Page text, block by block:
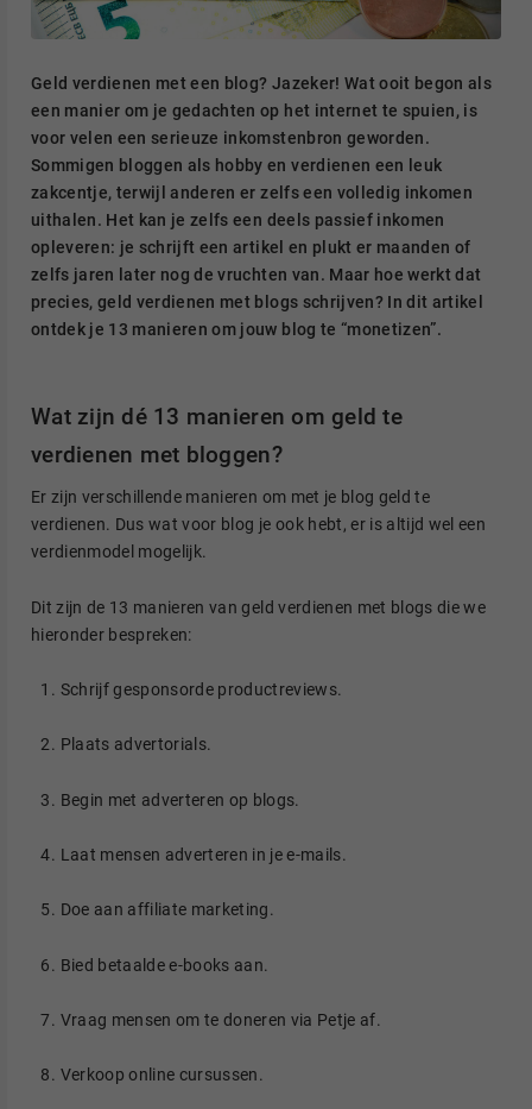
Geld verdienen met een blog? Jazeker! Wat ooit begon als
een manier om je gedachten op het internet te spuien, is
voor velen een serieuze inkomstenbron geworden.
Sommigen bloggen als hobby en verdienen een leuk
zakcentje, terwijl anderen er zelfs een volledig inkomen
uithalen. Het kan je zelfs een deels passief inkomen
opleveren: je schrijft een artikel en plukt er maanden of
zelfs jaren later nog de vruchten van. Maar hoe werkt dat
precies, geld verdienen met blogs schrijven? In dit artikel
ontdek je 13 manieren om jouw blog te “monetizen”.
Wat zijn dé 13 manieren om geld te
verdienen met bloggen?
Er zijn verschillende manieren om met je blog geld te
verdienen. Dus wat voor blog je ook hebt, er is altijd wel een
verdienmodel mogelijk.
Dit zijn de 13 manieren van geld verdienen met blogs die we
hieronder bespreken:
Schrijf gesponsorde productreviews​.
Plaats advertorials.
Begin met adverteren op blogs​.
Laat mensen adverteren in je e-mails​.
Doe aan affiliate marketing​.
Bied betaalde e-books aan​.
Vraag mensen om te doneren via Petje af​.
Verkoop online cursussen​.